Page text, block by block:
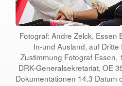
Fotograf: Andre Zelck, Essen
In-und Ausland, auf
Zustimmung Fotograf Essen,
DRK-Generalsekretariat, OE
Dokumentationen 14.3 Datum